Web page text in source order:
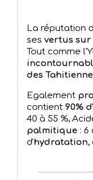
La réputation
ses vertus sur
Tout comme
des
Egalement
contient 90%
40 à 55 %,
palmitique : 6
d'hydratation,